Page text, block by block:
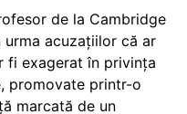
de la Cambridge
urma acuzațiilor că ar
fi exagerat în privința
promovate printr-o
marcată de un